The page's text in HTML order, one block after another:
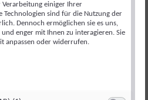
29.07.2026
einiger Ihrer
Technologien sind für die Nutzung der
Dennoch ermöglichen sie es uns,
enger mit Ihnen zu interagieren. Sie
anpassen oder widerrufen.